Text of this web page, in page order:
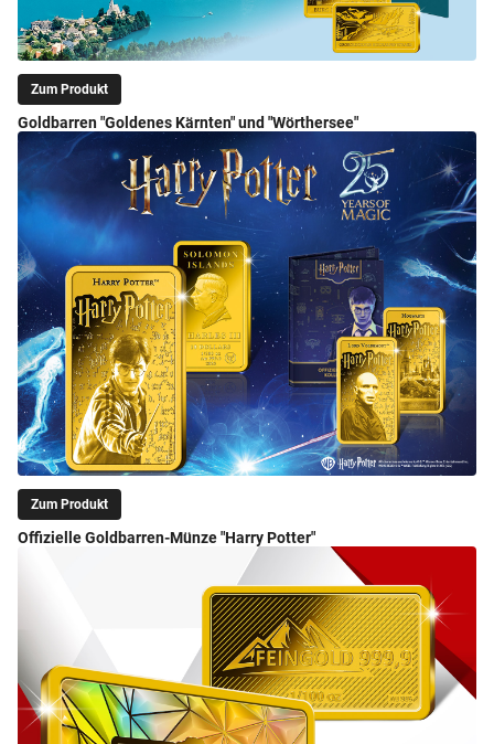
Zum Produkt
Goldbarren "Goldenes Kärnten" und "Wörthersee"
Zum Produkt
Offizielle Goldbarren-Münze "Harry Potter"